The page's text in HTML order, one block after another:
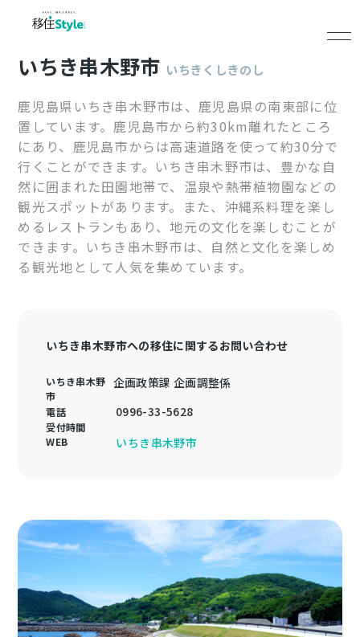
いちき串木野市 いちきくしきのし
鹿児島県いちき串木野市は、鹿児島県の南東部に位
置しています。鹿児島市から約30km離れたところ
にあり、鹿児島市からは高速道路を使って約30分で
行くことができます。いちき串木野市は、豊かな自
然に囲まれた田園地帯で、温泉や熱帯植物園などの
観光スポットがあります。また、沖縄系料理を楽し
めるレストランもあり、地元の文化を楽しむことが
できます。いちき串木野市は、自然と文化を楽しめ
る観光地として人気を集めています。
いちき串木野市への移住に関するお問い合わせ
いちき串木野
市
企画政策課 企画調整係
電話 0996-33-5628
受付時間
WEB
いちき串木野市